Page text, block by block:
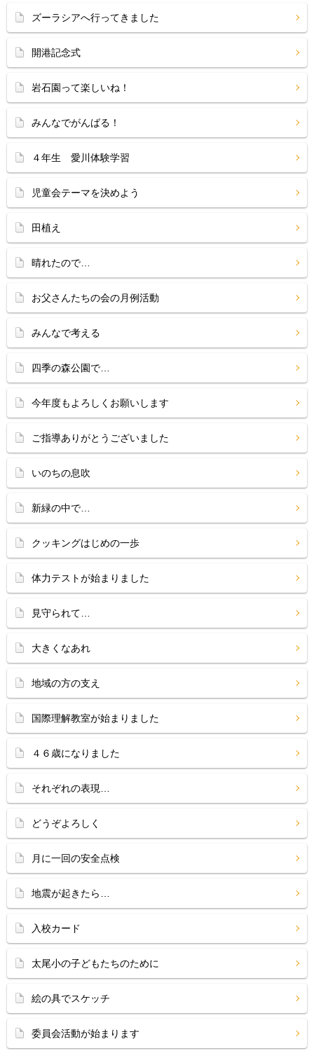
ズーラシアへ行ってきました
開港記念式
岩石園って楽しいね！
みんなでがんばる！
４年生 愛川体験学習
児童会テーマを決めよう
田植え
晴れたので…
お父さんたちの会の月例活動
みんなで考える
四季の森公園で…
今年度もよろしくお願いします
ご指導ありがとうございました
いのちの息吹
新緑の中で…
クッキングはじめの一歩
体力テストが始まりました
見守られて…
大きくなあれ
地域の方の支え
国際理解教室が始まりました
４６歳になりました
それぞれの表現…
どうぞよろしく
月に一回の安全点検
地震が起きたら…
入校カード
太尾小の子どもたちのために
絵の具でスケッチ
委員会活動が始まります